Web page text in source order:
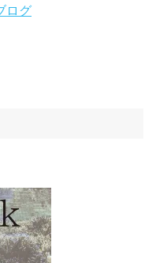
ページ】
】
たい方へ
ら
ログ